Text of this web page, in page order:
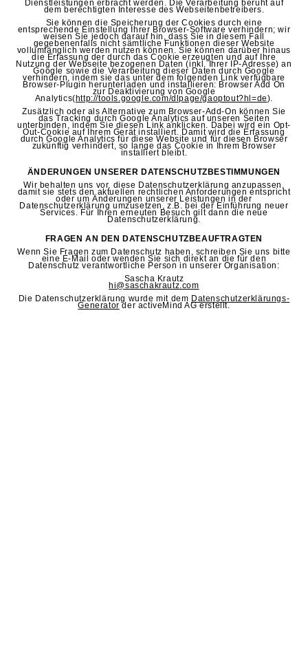
Dienstleistungen erbracht werden. Die Verarbeitung beruht auf
dem berechtigten Interesse des Webseitenbetreibers.
Sie können die Speicherung der Cookies durch eine
entsprechende Einstellung Ihrer Browser-Software verhindern; wir
weisen Sie jedoch darauf hin, dass Sie in diesem Fall
gegebenenfalls nicht sämtliche Funktionen dieser Website
vollumfänglich werden nutzen können. Sie können darüber hinaus
die Erfassung der durch das Cookie erzeugten und auf Ihre
Nutzung der Webseite bezogenen Daten (inkl. Ihrer IP-Adresse) an
Google sowie die Verarbeitung dieser Daten durch Google
verhindern, indem sie das unter dem folgenden Link verfügbare
Browser-Plugin herunterladen und installieren: Browser Add On
zur Deaktivierung von Google
Analytics(http://tools.google.com/dlpage/gaoptout?hl=de).
Zusätzlich oder als Alternative zum Browser-Add-On können Sie
das Tracking durch Google Analytics auf unseren Seiten
unterbinden, indem Sie diesen Link anklicken. Dabei wird ein Opt-
Out-Cookie auf Ihrem Gerät installiert. Damit wird die Erfassung
durch Google Analytics für diese Website und für diesen Browser
zukünftig verhindert, so lange das Cookie in Ihrem Browser
installiert bleibt.
ÄNDERUNGEN UNSERER DATENSCHUTZBESTIMMUNGEN
Wir behalten uns vor, diese Datenschutzerklärung anzupassen,
damit sie stets den aktuellen rechtlichen Anforderungen entspricht
oder um Änderungen unserer Leistungen in der
Datenschutzerklärung umzusetzen, z.B. bei der Einführung neuer
Services. Für Ihren erneuten Besuch gilt dann die neue
Datenschutzerklärung.
FRAGEN AN DEN DATENSCHUTZBEAUFTRAGTEN
Wenn Sie Fragen zum Datenschutz haben, schreiben Sie uns bitte
eine E-Mail oder wenden Sie sich direkt an die für den
Datenschutz verantwortliche Person in unserer Organisation:
Sascha Krautz
hi@saschakrautz.com
Die Datenschutzerklärung wurde mit dem Datenschutzerklärungs-
Generator der activeMind AG erstellt.